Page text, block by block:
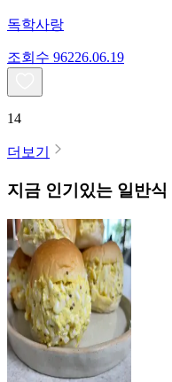
독학사랑
조회수 96226.06.19
14
더보기
지금 인기있는 일반식